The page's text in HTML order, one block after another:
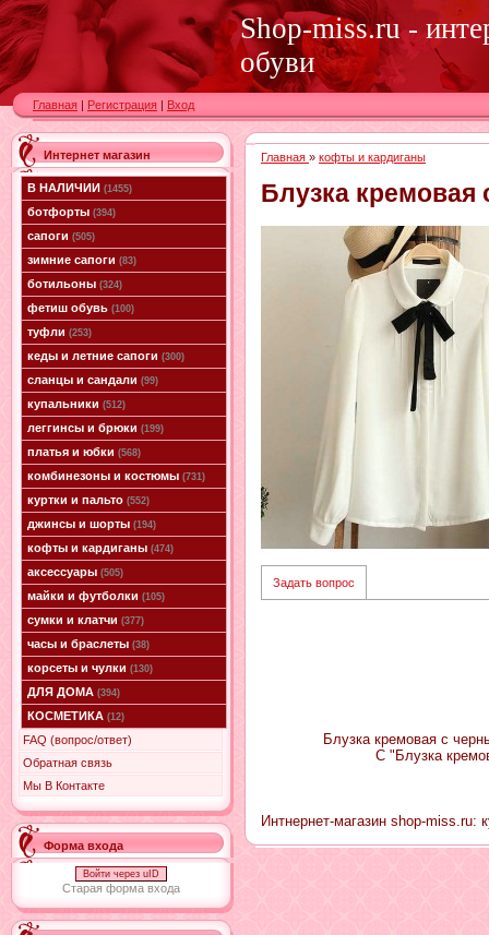
Shop-miss.ru -
обуви
Главная | Регистрация | Вход
Интернет магазин
В НАЛИЧИИ (1455)
ботфорты (394)
сапоги (505)
зимние сапоги (83)
ботильоны (324)
фетиш обувь (100)
туфли (253)
кеды и летние сапоги (300)
сланцы и сандали (99)
купальники (512)
леггинсы и брюки (199)
платья и юбки (568)
комбинезоны и костюмы (731)
куртки и пальто (552)
джинсы и шорты (194)
кофты и кардиганы (474)
аксессуары (505)
майки и футболки (105)
сумки и клатчи (377)
часы и браслеты (38)
корсеты и чулки (130)
ДЛЯ ДОМА (394)
КОСМЕТИКА (12)
FAQ (вопрос/ответ)
Обратная связь
Мы В Контакте
Форма входа
Войти через uID
Старая форма входа
Главная » кофты и кардиганы
Блузка кремовая
Задать вопрос
Блузка кремовая с
С "Блузка
Интнернет-магазин shop-miss.ru: